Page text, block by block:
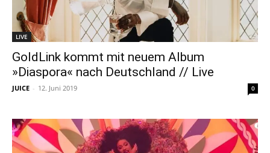
LIVE
GoldLink kommt mit neuem Album
»Diaspora« nach Deutschland // Live
JUICE - 12. Juni 2019 0